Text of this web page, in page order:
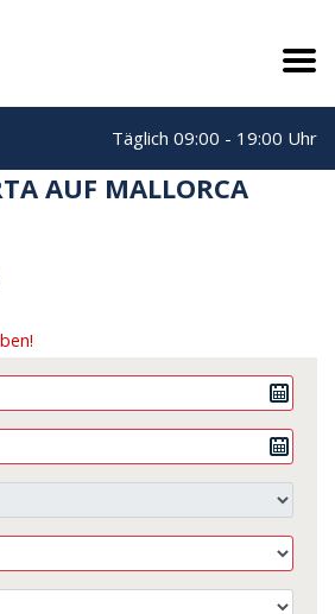
Täglich 09:00 - 19:00 Uhr
AUF MALLORCA